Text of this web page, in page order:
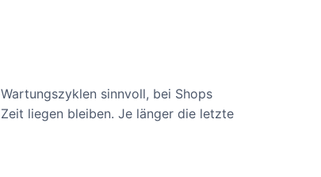
sinnvoll, bei Shops
liegen bleiben. Je länger die letzte